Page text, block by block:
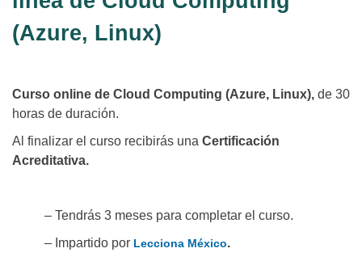
(Azure, Linux)
Curso online de Cloud Computing (Azure, Linux), de 30
horas de duración.
Al finalizar el curso recibirás una Certificación
Acreditativa.
– Tendrás 3 meses para completar el curso.
– Impartido por Lecciona México.